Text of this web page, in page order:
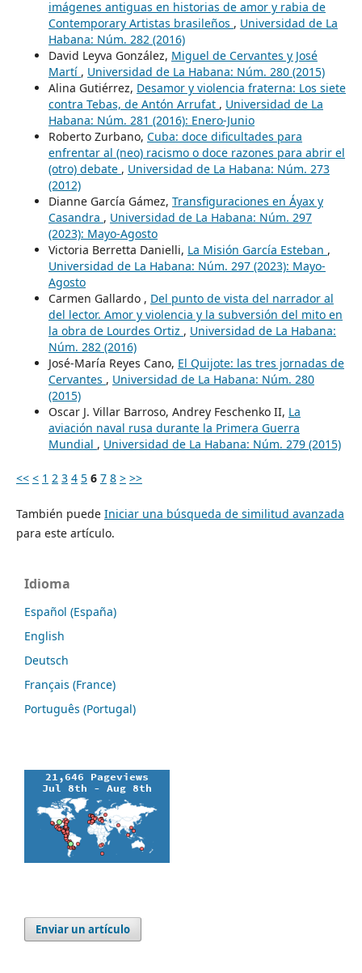
imágenes antiguas en historias de amor y rabia de
Contemporary Artistas brasileños , Universidad de La
Habana: Núm. 282 (2016)
David Leyva González, Miguel de Cervantes y José
Martí , Universidad de La Habana: Núm. 280 (2015)
Alina Gutiérrez, Desamor y violencia fraterna: Los siete
contra Tebas, de Antón Arrufat , Universidad de La
Habana: Núm. 281 (2016): Enero-Junio
Roberto Zurbano, Cuba: doce dificultades para
enfrentar al (neo) racismo o doce razones para abrir el
(otro) debate , Universidad de La Habana: Núm. 273
(2012)
Dianne García Gámez, Transfiguraciones en Áyax y
Casandra , Universidad de La Habana: Núm. 297
(2023): Mayo-Agosto
Victoria Berretta Danielli, La Misión García Esteban ,
Universidad de La Habana: Núm. 297 (2023): Mayo-
Agosto
Carmen Gallardo , Del punto de vista del narrador al
del lector. Amor y violencia y la subversión del mito en
la obra de Lourdes Ortiz , Universidad de La Habana:
Núm. 282 (2016)
José-María Reyes Cano, El Quijote: las tres jornadas de
Cervantes , Universidad de La Habana: Núm. 280
(2015)
Oscar J. Villar Barroso, Andrey Feschenko II, La
aviación naval rusa durante la Primera Guerra
Mundial , Universidad de La Habana: Núm. 279 (2015)
<< < 1 2 3 4 5 6 7 8 > >>
También puede Iniciar una búsqueda de similitud avanzada
para este artículo.
Idioma
Español (España)
English
Deutsch
Français (France)
Português (Portugal)
Enviar un artículo